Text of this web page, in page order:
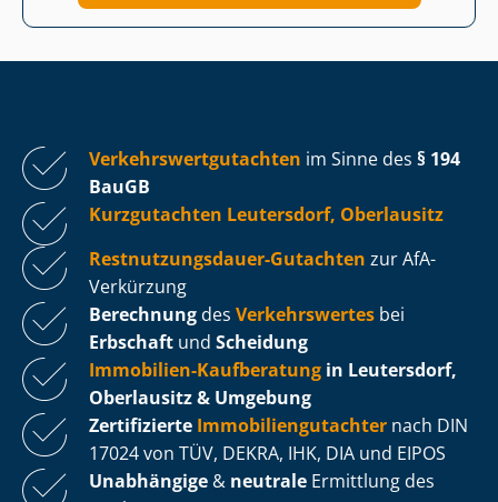
Ver­kehrs­wert­gut­ach­ten im Sinne des § 194
BauGB
Kurzgutachten Leutersdorf, Oberlausitz
Rest­nut­zungs­dau­er-Gutachten zur AfA-
Verkürzung
Berechnung des Verkehrswertes bei
Erbschaft und Scheidung
Immobilien-Kaufberatung in Leutersdorf,
Oberlausitz & Umgebung
Zertifizierte Im­mo­bi­li­en­gut­ach­ter nach DIN
17024 von TÜV, DEKRA, IHK, DIA und EIPOS
Unabhängige & neutrale Ermittlung des